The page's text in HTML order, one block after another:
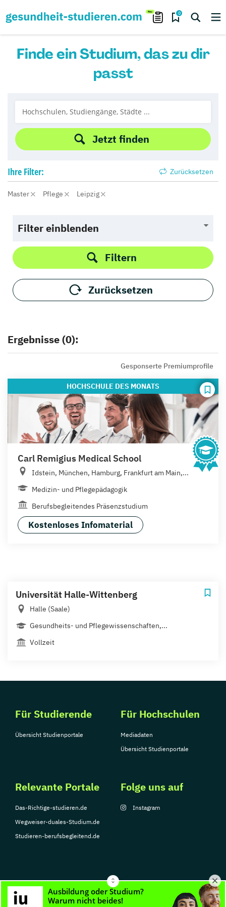
0
Finde ein Studium, das zu dir
passt
Jetzt finden
Ihre Filter: Zurücksetzen
Master Pflege Leipzig
Filter einblenden
Filtern
Zurücksetzen
Ergebnisse (0):
Gesponserte Premiumprofile
HOCHSCHULE DES MONATS
Carl Remigius Medical School
Idstein, München, Hamburg, Frankfurt am Main,...
Medizin- und Pflegepädagogik
Berufsbegleitendes Präsenzstudium
Kostenloses Infomaterial
Universität Halle-Wittenberg
Halle (Saale)
Gesundheits- und Pflegewissenschaften,...
Vollzeit
Für Studierende
Übersicht Studienportale
Für Hochschulen
Mediadaten
Übersicht Studienportale
Relevante Portale
Das-Richtige-studieren.de
Wegweiser-duales-Studium.de
Studieren-berufsbegleitend.de
Folge uns auf
Instagram
© Copyright 2026, TarGroup Media GmbH